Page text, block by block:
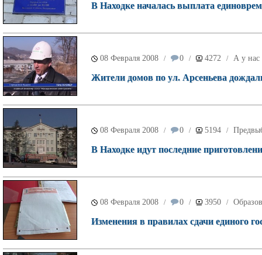
В Находке началась выплата
08 Февраля 2008 / 0 / 4272 / А у нас
Жители домов по ул. Арсеньева
08 Февраля 2008 / 0 / 5194 /
В Находке идут последние
08 Февраля 2008 / 0 / 3950 /
Изменения в правилах сдачи единого